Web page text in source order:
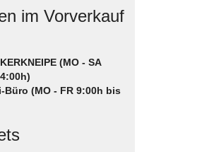
im Vorverkauf
(MO - SA
Büro (MO - FR 9:00h bis